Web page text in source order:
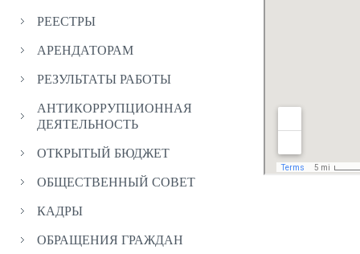
РЕЕСТРЫ
АРЕНДАТОРАМ
РЕЗУЛЬТАТЫ РАБОТЫ
АНТИКОРРУПЦИОННАЯ
ДЕЯТЕЛЬНОСТЬ
ОТКРЫТЫЙ БЮДЖЕТ
ОБЩЕСТВЕННЫЙ СОВЕТ
КАДРЫ
ОБРАЩЕНИЯ ГРАЖДАН